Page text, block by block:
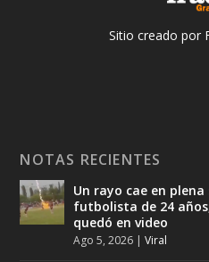
Sitio creado por
NOTAS RECIENTES
Un rayo cae en
futbolista de 24
quedó en video
Ago 5, 2026 |Viral